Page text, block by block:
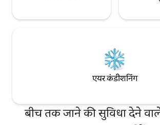
एयर कंडीशनिंग
बीच तक जाने की सुविधा देने